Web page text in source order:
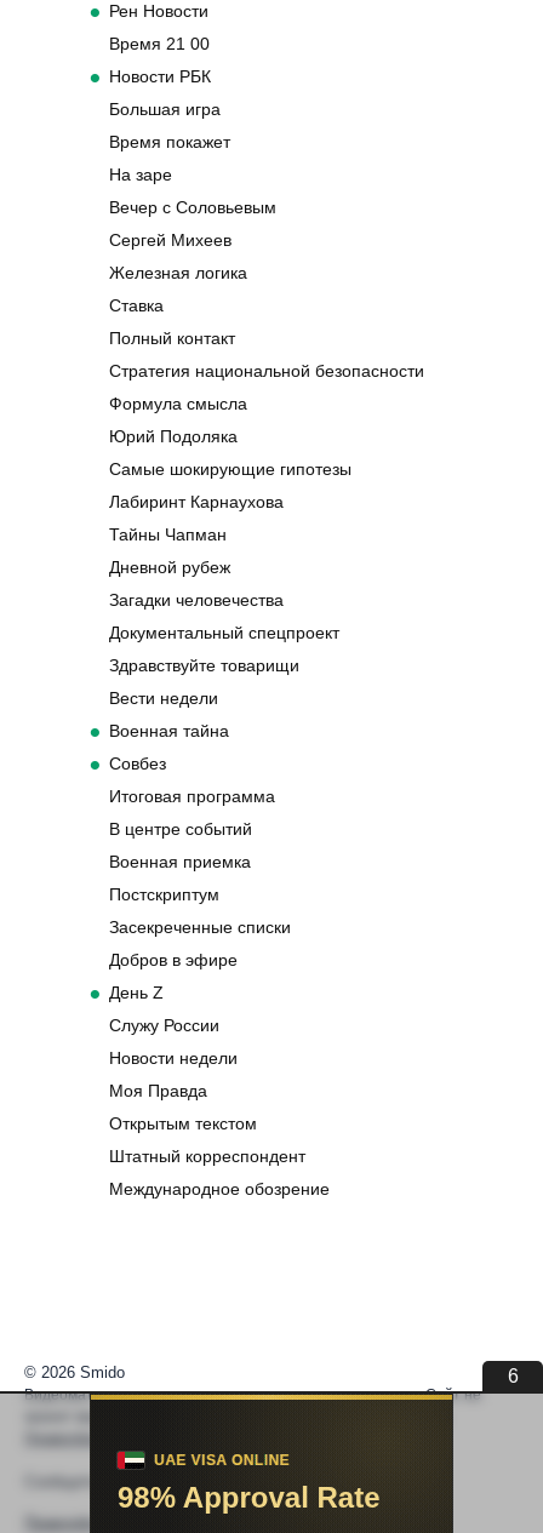
Рен Новости
Время 21 00
Новости РБК
Большая игра
Время покажет
На заре
Вечер с Соловьевым
Сергей Михеев
Железная логика
Ставка
Полный контакт
Стратегия национальной безопасности
Формула смысла
Юрий Подоляка
Самые шокирующие гипотезы
Лабиринт Карнаухова
Тайны Чапман
Дневной рубеж
Загадки человечества
Документальный спецпроект
Здравствуйте товарищи
Вести недели
Военная тайна
Совбез
Итоговая программа
В центре событий
Военная приемка
Постскриптум
Засекреченные списки
Добров в эфире
День Z
Служу России
Новости недели
Моя Правда
Открытым текстом
Штатный корреспондент
Международное обозрение
6
© 2026 Smido
Видеоматериалы встраиваются из открытых источников. Сайт не
Видео не работает